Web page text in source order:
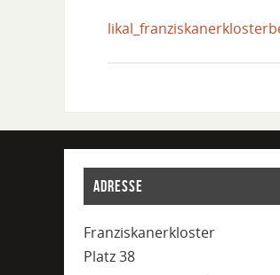
ADRESSE
Franziskanerkloster
Platz 38